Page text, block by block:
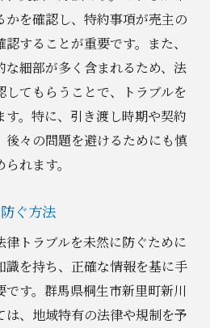
かを確認し、特約事項が売主の
することが重要です。また、
細部が多く含まれるため、法
てもらうことで、トラブルを
。特に、引き渡し時期や契約
後々の問題を避けるためにも慎
れます。
ぐ方法
トラブルを未然に防ぐために
識を持ち、正確な情報を基に手
す。群馬県桐生市新里町新川
、地域特有の法律や規制を予